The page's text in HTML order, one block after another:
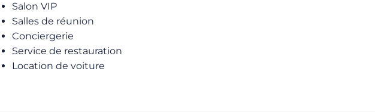
Salon VIP
Salles de réunion
Conciergerie
Service de restauration
Location de voiture